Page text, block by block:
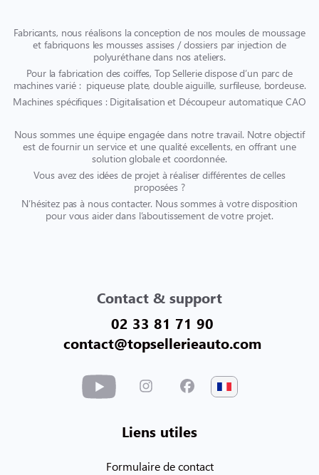
Fabricants, nous réalisons la conception de nos moules de moussage
et fabriquons les mousses assises / dossiers par injection de
polyuréthane dans nos ateliers.
Pour la fabrication des coiffes, Top Sellerie dispose d’un parc de
machines varié : piqueuse plate, double aiguille, surfileuse, bordeuse.
Machines spécifiques : Digitalisation et Découpeur automatique CAO
Nous sommes une équipe engagée dans notre travail. Notre objectif
est de fournir un service et une qualité excellents, en offrant une
solution globale et coordonnée.
Vous avez des idées de projet à réaliser différentes de celles
proposées ?
N’hésitez pas à nous contacter. Nous sommes à votre disposition
pour vous aider dans l’aboutissement de votre projet.
Contact & support
02 33 81 71 90
contact@topsellerieauto.com
Liens utiles
Formulaire de contact